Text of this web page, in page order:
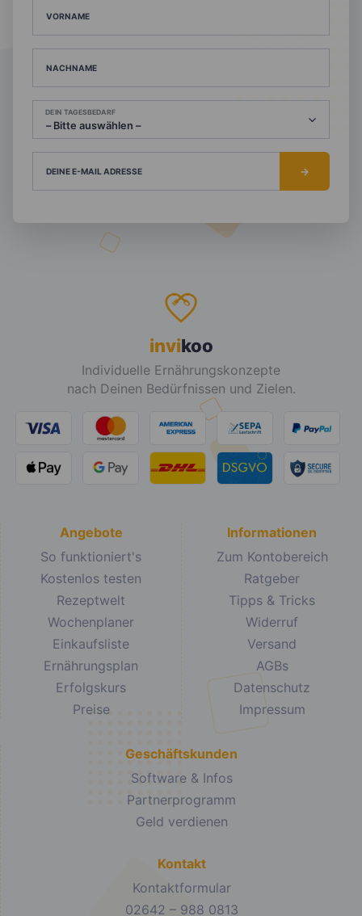
VORNAME
NACHNAME
DEIN TAGESBEDARF
DEINE E-MAIL ADRESSE
invikoo
Individuelle Ernährungskonzepte
nach Deinen Bedürfnissen und Zielen.
Angebote
So funktioniert's
Kostenlos testen
Rezeptwelt
Wochenplaner
Einkaufsliste
Ernährungsplan
Erfolgskurs
Preise
Informationen
Zum Kontobereich
Ratgeber
Tipps & Tricks
Widerruf
Versand
AGBs
Datenschutz
Impressum
Geschäftskunden
Software & Infos
Partnerprogramm
Geld verdienen
Kontakt
Kontaktformular
02642 – 988 0813